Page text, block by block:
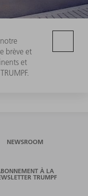
brève et
et
NEWSROOM
À LA
TRUMPF